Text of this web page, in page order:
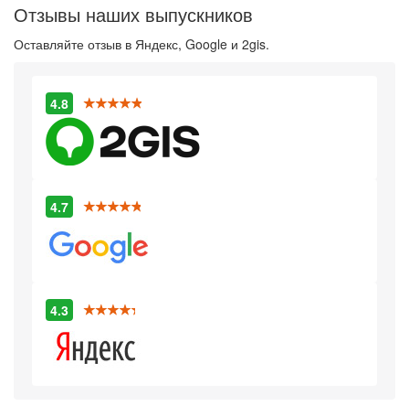
Отзывы наших выпускников
Оставляйте отзыв в Яндекс, Google и 2gis.
4.8
4.7
4.3